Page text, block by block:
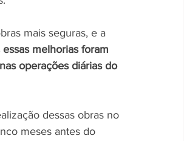
mais seguras, e a
essas melhorias foram
operações diárias do
dessas obras no
meses antes do